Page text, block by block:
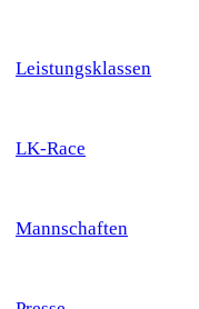
Leistungsklassen
LK-Race
Mannschaften